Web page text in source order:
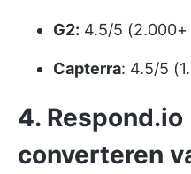
G2: 4.5/5
Capterra: 4.5/5
4.
converteren